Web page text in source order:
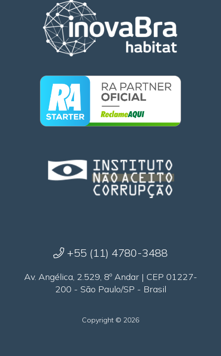
+55 (11) 4780-3488
Av. Angélica, 2.529, 8º Andar | CEP 01227-
200 - São Paulo/SP - Brasil
Copyright © 2026